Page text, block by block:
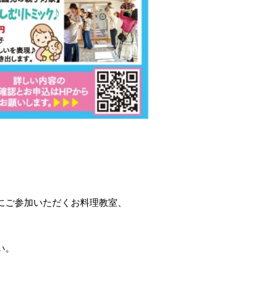
参加いただくお料理教室、